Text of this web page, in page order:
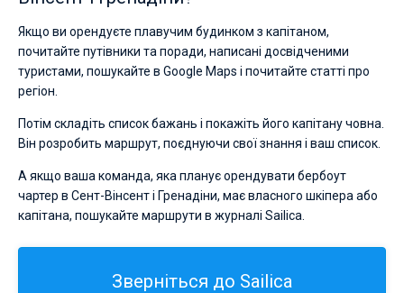
Якщо ви орендуєте плавучим будинком з капітаном,
почитайте путівники та поради, написані досвідченими
туристами, пошукайте в Google Maps і почитайте статті про
регіон.
Потім складіть список бажань і покажіть його капітану човна.
Він розробить маршрут, поєднуючи свої знання і ваш список.
А якщо ваша команда, яка планує орендувати бербоут
чартер в Сент-Вінсент і Гренадіни, має власного шкіпера або
капітана, пошукайте маршрути в журналі Sailica.
Зверніться до Sailica